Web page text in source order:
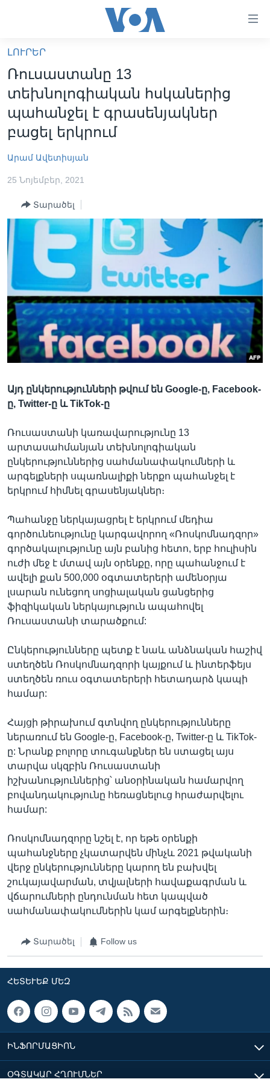
հիմնական
բովանդակությանը
անցնել
հիմնական
բովանդակությանը
հիմնական
ԼՈՒՐԵՐ
ՍՓՅՈՒՌՔ
ՏԵՍԱՆՅՈՒԹԵՐ
ԿԱՊ ՄԵԶ ՀԵՏ
Learning English
ՀԵՏԵՒԵՔ ՄԵԶ
Լեզուներ
ԼՈՒՐԵՐ
Ռուսաստանը 13
տեխնոլոգիական հսկաներից
պահանջել է գրասենյակներ
բացել երկրում
Արամ Ավետիսյան
25 Նոյեմբեր, 2021
Տարածել
Այդ ընկերությունների թվում են Google-ը, Facebook-
ը, Twitter-ը և TikTok-ը
Ռուսաստանի կառավարությունը 13
արտասահմանյան տեխնոլոգիական
ընկերություններից սահմանափակումների և
արգելքների սպառնալիքի ներքո պահանջել է
երկրում հիմնել գրասենյակներ։
Պահանջը ներկայացրել է երկրում մեդիա
գործունեությունը կարգավորող «Ռոսկոմնադզոր»
գործակալությունը այն բանից հետո, երբ հուլիսին
ուժի մեջ է մտավ այն օրենքը, որը պահանջում է
ավելի քան 500,000 օգտատերերի ամենօրյա
լսարան ունեցող սոցիալական ցանցերից
ֆիզիկական ներկայություն ապահովել
Ռուսաստանի տարածքում:
Ընկերությունները պետք է նաև անձնական հաշիվ
ստեղծեն Ռոսկոմնադզորի կայքում և ինտերֆեյս
ստեղծեն ռուս օգտատերերի հետադարձ կապի
համար:
Հայցի թիրախում գտնվող ընկերությունները
ներառում են Google-ը, Facebook-ը, Twitter-ը և TikTok-
ը: Նրանք բոլորը տուգանքներ են ստացել այս
տարվա սկզբին Ռուսաստանի
իշխանություններից՝ անօրինական համարվող
բովանդակությունը հեռացնելուց հրաժարվելու
համար:
Ռոսկոմնադզորը նշել է, որ եթե օրենքի
պահանջները չկատարվեն մինչև 2021 թվականի
վերջ ընկերությունները կարող են բախվել
շուկայավարման, տվյալների հավաքագրման և
վճարումների ընդունման հետ կապված
սահմանափակումներին կամ արգելքներին։
Տարածել Follow us
ՀԵՏԵՒԵՔ ՄԵԶ
ԻՆՖՈՐՄԱՑԻՈՆ
ՕԳՏԱԿԱՐ ՀՂՈՒՄՆԵՐ